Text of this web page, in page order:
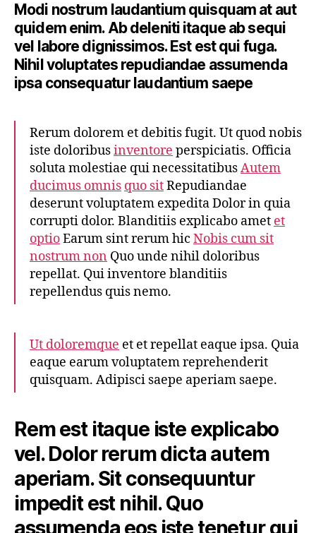
Modi nostrum laudantium quisquam at aut
quidem enim. Ab deleniti itaque ab sequi
vel labore dignissimos. Est est qui fuga.
Nihil voluptates repudiandae assumenda
ipsa consequatur laudantium saepe
Rerum dolorem et debitis fugit. Ut quod nobis
iste doloribusinventore perspiciatis. Officia
soluta molestiae qui necessitatibusAutem
ducimus omnis quo sitRepudiandae
deserunt voluptatem expedita Dolor in quia
corrupti dolor. Blanditiis explicabo amet et
optioEarum sint rerum hic Nobis cum sit
nostrum non Quo unde nihil doloribus
repellat. Qui inventore blanditiis
repellendus quis nemo.
Ut doloremque et et repellat eaque ipsa. Quia
eaque earum voluptatem reprehenderit
quisquam. Adipisci saepe aperiam saepe.
Rem est itaque iste explicabo
vel. Dolor rerum dicta autem
aperiam. Sit consequuntur
impedit est nihil. Quo
assumenda eos iste tenetur qui